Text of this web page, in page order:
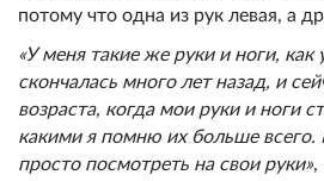
потому что одна из рук левая, а
«У меня такие же руки и ноги,
скончалась много лет назад, и
возраста, когда мои руки и ноги
какими я помню их больше всего.
просто посмотреть на свои руки»,